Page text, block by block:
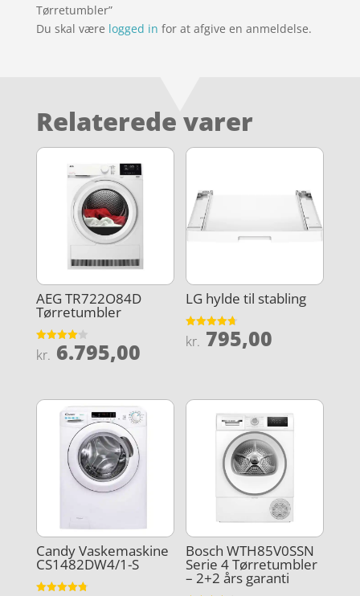
Tørretumbler”
Du skal være logged in for at afgive en anmeldelse.
Relaterede varer
AEG TR722O84D
Tørretumbler
Vurderet
4
kr. 6.795,00
LG hylde til stabling
Vurderet
4.7
kr. 795,00
Candy Vaskemaskine
CS1482DW4/1-S
Bosch WTH85V0SSN
Serie 4 Tørretumbler
– 2+2 års garanti